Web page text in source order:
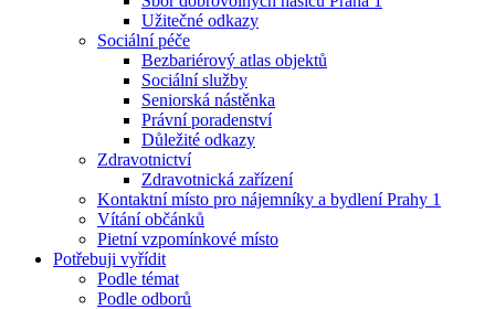
Užitečné odkazy
Sociální péče
Bezbariérový atlas objektů
Sociální služby
Seniorská nástěnka
Právní poradenství
Důležité odkazy
Zdravotnictví
Zdravotnická zařízení
Kontaktní místo pro nájemníky a bydlení Prahy 1
Vítání občánků
Pietní vzpomínkové místo
Potřebuji vyřídit
Podle témat
Podle odborů